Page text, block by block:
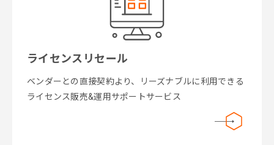
ライセンスリセール
ベンダーとの直接契約より、リーズナブルに利用できる
ライセンス販売&運用サポートサービス